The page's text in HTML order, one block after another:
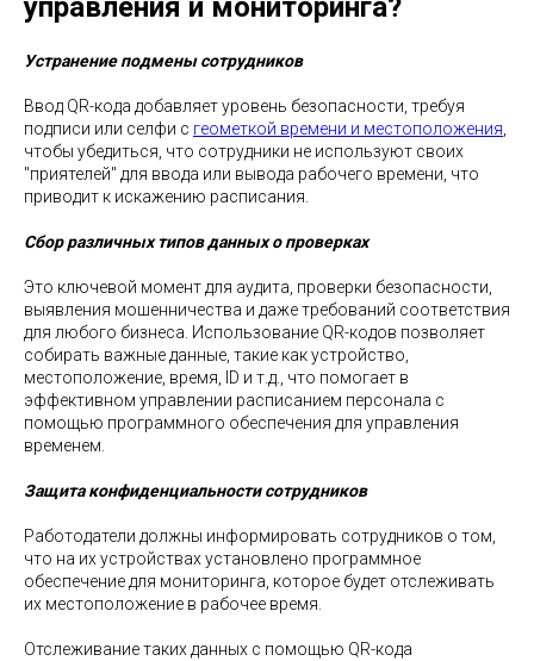
управления и мониторинга?
Устранение подмены сотрудников
Ввод QR-кода добавляет уровень безопасности, требуя
подписи или селфи с геометкой времени и местоположения
чтобы убедиться, что сотрудники не используют своих
"приятелей" для ввода или вывода рабочего времени, что
приводит к искажению расписания.
Сбор различных типов данных о проверках
Это ключевой момент для аудита, проверки безопасности,
выявления мошенничества и даже требований соответствия
для любого бизнеса. Использование QR-кодов позволяет
собирать важные данные, такие как устройство,
местоположение, время, ID и т.д., что помогает в
эффективном управлении расписанием персонала с
помощью программного обеспечения для управления
временем.
Защита конфиденциальности сотрудников
Работодатели должны информировать сотрудников о том,
что на их устройствах установлено программное
обеспечение для мониторинга, которое будет отслеживать
их местоположение в рабочее время.
Отслеживание таких данных с помощью QR-кода